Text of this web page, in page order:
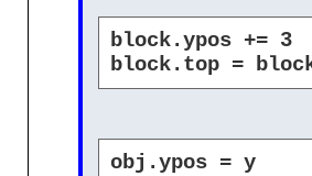
block.ypos += 3
block.top =
obj.ypos = y